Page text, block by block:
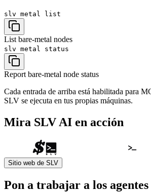
slv metal list
List bare-metal nodes
slv metal status
Report bare-metal node status
Cada entrada de arriba está habilitada para
SLV se ejecuta en tus propias máquinas.
Mira SLV AI en acción
Sitio web de SLV
Pon a trabajar a los agentes